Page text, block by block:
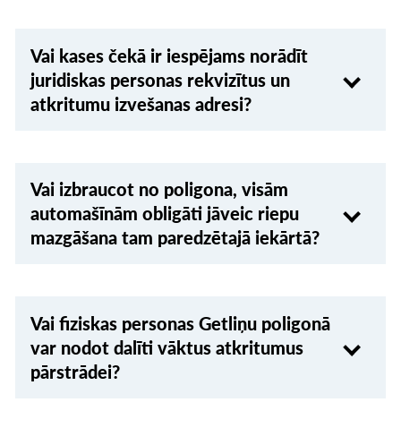
Vai kases čekā ir iespējams norādīt
juridiskas personas rekvizītus un
atkritumu izvešanas adresi?
Vai izbraucot no poligona, visām
automašīnām obligāti jāveic riepu
mazgāšana tam paredzētajā iekārtā?
Vai fiziskas personas Getliņu poligonā
var nodot dalīti vāktus atkritumus
pārstrādei?